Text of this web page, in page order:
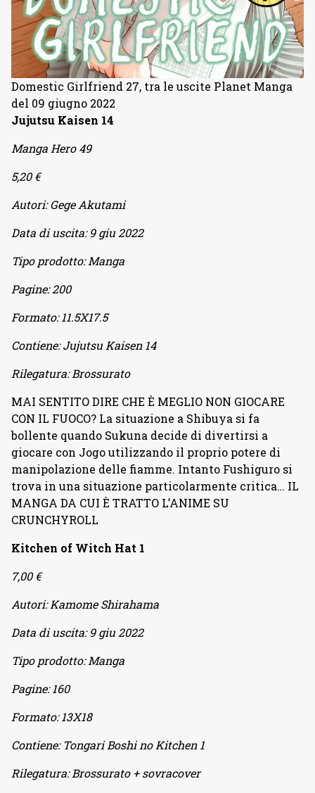
Domestic Girlfriend 27, tra le uscite Planet Manga
del 09 giugno 2022
Jujutsu Kaisen 14
Manga Hero 49
5,20 €
Autori: Gege Akutami
Data di uscita: 9 giu 2022
Tipo prodotto: Manga
Pagine: 200
Formato: 11.5X17.5
Contiene: Jujutsu Kaisen 14
Rilegatura: Brossurato
MAI SENTITO DIRE CHE È MEGLIO NON GIOCARE
CON IL FUOCO? La situazione a Shibuya si fa
bollente quando Sukuna decide di divertirsi a
giocare con Jogo utilizzando il proprio potere di
manipolazione delle fiamme. Intanto Fushiguro si
trova in una situazione particolarmente critica… IL
MANGA DA CUI È TRATTO L’ANIME SU
CRUNCHYROLL
Kitchen of Witch Hat 1
7,00 €
Autori: Kamome Shirahama
Data di uscita: 9 giu 2022
Tipo prodotto: Manga
Pagine: 160
Formato: 13X18
Contiene: Tongari Boshi no Kitchen 1
Rilegatura: Brossurato + sovracover